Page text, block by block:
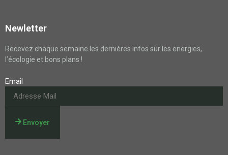
Newletter
Recevez chaque semaine les dernières infos sur les energies,
l’écologie et bons plans !
Email
Envoyer